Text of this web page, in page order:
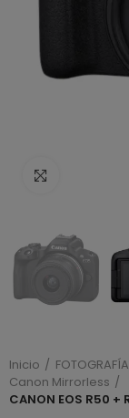
Inicio FOTOGRAFÍA
Canon Mirrorless
CANON EOS R50